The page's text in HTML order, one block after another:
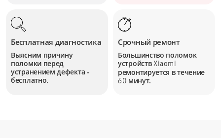
Бесплатная диагностика
Выясним причину
поломки перед
устранением дефекта -
бесплатно.
Срочный ремонт
Большинство поломок
устройствXiaomi
ремонтируется в течение
60 минут.